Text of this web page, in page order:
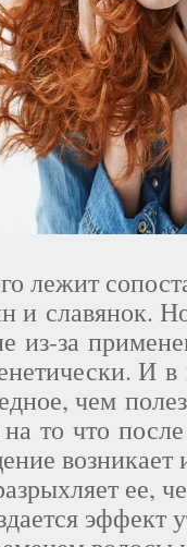
лежит
и славянок.
из-за
И
чем
то что после
возникает
ее,
эффект